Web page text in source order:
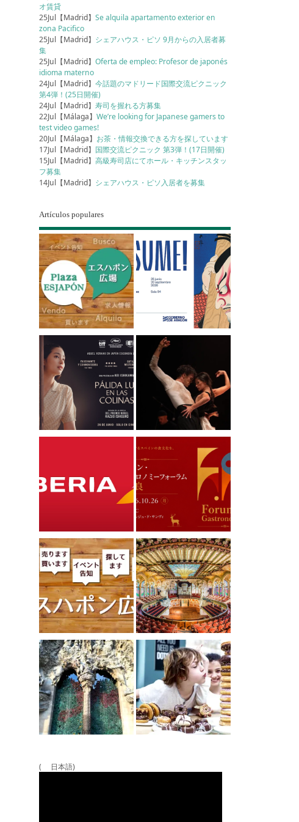
オ賃貸
25Jul【Madrid】Se alquila apartamento exterior en
zona Pacifico
25Jul【Madrid】 シェアハウス・ピソ 9月からの入居者募
集
25Jul【Madrid】Oferta de empleo: Profesor de japonés
idioma materno
24Jul【Madrid】今話題のマドリード国際交流ピクニック
第4弾！(25日開催)
24Jul【Madrid】寿司を握れる方募集
22Jul【Málaga】We’re looking for Japanese gamers to
test video games!
20Jul【Málaga】 お茶・情報交換できる方を探しています
17Jul【Madrid】 国際交流ピクニック 第3弾！(17日開催)
15Jul【Madrid】高級寿司店にてホール・キッチンスタッ
フ募集
14Jul【Madrid】 シェアハウス・ピソ入居者を募集
Artículos populares
( 日本語)